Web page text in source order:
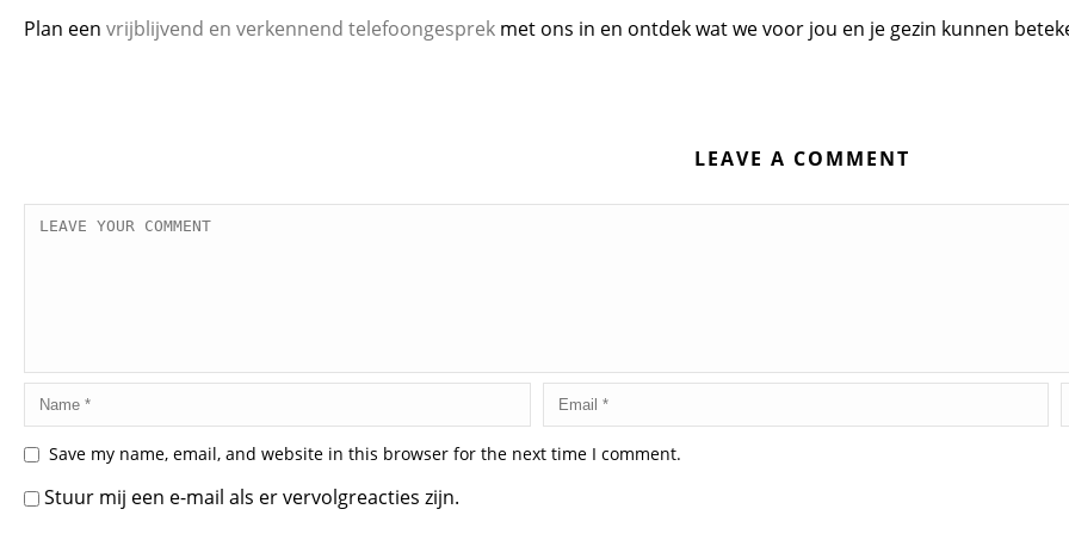
Plan een vrijblijvend en verkennend telefoongesprek met ons in en ontdek wat we voor jou en je gezin kunnen
LEAVE A COMMENT
Save my name, email, and website in this browser for the next time I comment.
Stuur mij een e-mail als er vervolgreacties zijn.